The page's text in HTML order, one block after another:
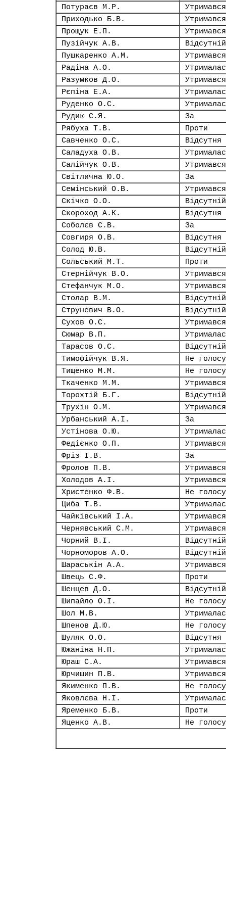
Потураєв М.Р.
Утримався
Приходько Б.В.
Утримався
Прощук Е.П.
Утримався
Пузійчук А.В.
Відсутній
Пушкаренко А.М.
Утримався
Радіна А.О.
Разумков Д.О.
Утримався
Рєпіна Е.А.
Руденко О.С.
Рудик С.Я.
За
Рябуха Т.В.
Проти
Савченко О.С.
Відсутня
Саладуха О.В.
Салійчук О.В.
Утримався
Світлична Ю.О.
За
Семінський О.В.
Утримався
Скічко О.О.
Відсутній
Скороход А.К.
Відсутня
Соболєв С.В.
За
Совгиря О.В.
Відсутня
Солод Ю.В.
Відсутній
Сольський М.Т.
Проти
Стернійчук В.О.
Утримався
Стефанчук М.О.
Утримався
Столар В.М.
Відсутній
Струневич В.О.
Відсутній
Сухов О.С.
Утримався
Сюмар В.П.
Тарасов О.С.
Відсутній
Тимофійчук В.Я.
Не
Тищенко М.М.
Не
Ткаченко М.М.
Утримався
Торохтій Б.Г.
Відсутній
Трухін О.М.
Утримався
Урбанський А.І.
За
Устінова О.Ю.
Федієнко О.П.
Утримався
Фріз І.В.
За
Фролов П.В.
Утримався
Холодов А.І.
Утримався
Христенко Ф.В.
Не
Циба Т.В.
Чайківський І.А.
Утримався
Чернявський С.М.
Утримався
Чорний В.І.
Відсутній
Чорноморов А.О.
Відсутній
Шараськін А.А.
Утримався
Швець С.Ф.
Проти
Шенцев Д.О.
Відсутній
Шипайло О.І.
Не
Шол М.В.
Шпенов Д.Ю.
Не
Шуляк О.О.
Відсутня
Южаніна Н.П.
Юраш С.А.
Утримався
Юрчишин П.В.
Утримався
Якименко П.В.
Не
Яковлєва Н.І.
Яременко Б.В.
Проти
Яценко А.В.
Не